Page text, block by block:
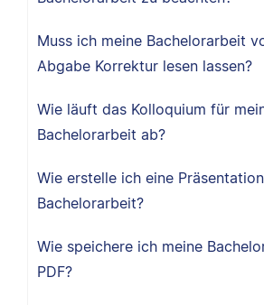
Muss ich meine Bachelorarbeit
Abgabe Korrektur lesen lassen?
Wie läuft das Kolloquium für
Bachelorarbeit ab?
Wie erstelle ich eine
Bachelorarbeit?
Wie speichere ich meine
PDF?